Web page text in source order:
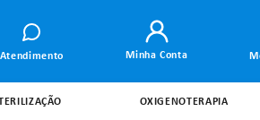
Atendimento Minha Conta
OXIGENOTERAPIA